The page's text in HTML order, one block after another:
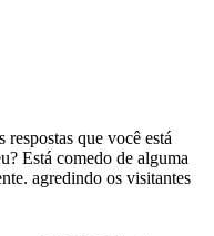
que você está
Está comedo de alguma
agredindo os visitantes